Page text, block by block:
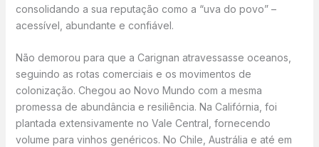
consolidando a sua reputação como a “uva do povo” –
acessível, abundante e confiável.
Não demorou para que a Carignan atravessasse oceanos,
seguindo as rotas comerciais e os movimentos de
colonização. Chegou ao Novo Mundo com a mesma
promessa de abundância e resiliência. Na Califórnia, foi
plantada extensivamente no Vale Central, fornecendo
volume para vinhos genéricos. No Chile, Austrália e até em